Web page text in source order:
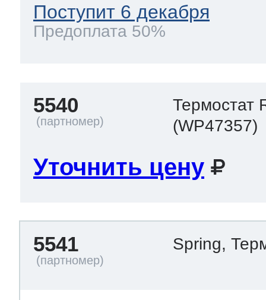
Поступит 6 декабря
Предоплата 50%
5540
Термостат
(WP47357)
Уточнить цену
5541 Spring,